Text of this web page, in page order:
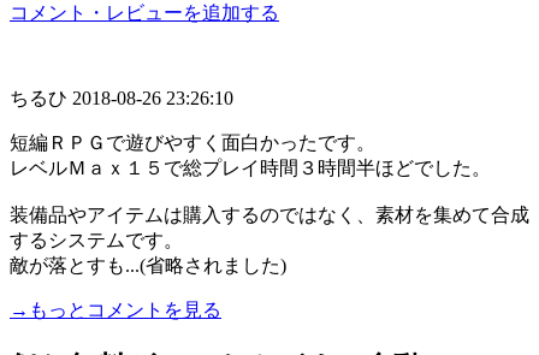
コメント・レビューを追加する
ちるひ 2018-08-26 23:26:10
短編ＲＰＧで遊びやすく面白かったです。
レベルＭａｘ１５で総プレイ時間３時間半ほどでした。
装備品やアイテムは購入するのではなく、素材を集めて合成
するシステムです。
敵が落とすも...(省略されました)
→もっとコメントを見る